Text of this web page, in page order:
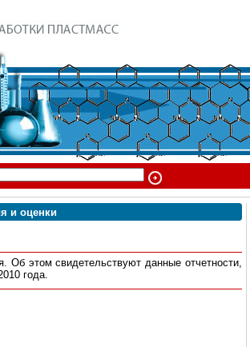
и оценки
Об этом свидетельствуют данные отчетности,
года.